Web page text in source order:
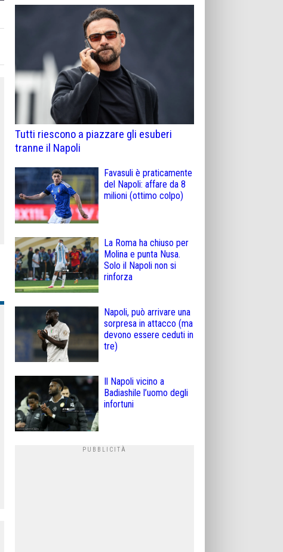
Tutti riescono a piazzare gli esuberi
tranne il Napoli
Favasuli è praticamente
del Napoli: affare da 8
milioni (ottimo colpo)
La Roma ha chiuso per
Molina e punta Nusa.
Solo il Napoli non si
rinforza
Napoli, può arrivare una
sorpresa in attacco (ma
devono essere ceduti in
tre)
Il Napoli vicino a
Badiashile l’uomo degli
infortuni